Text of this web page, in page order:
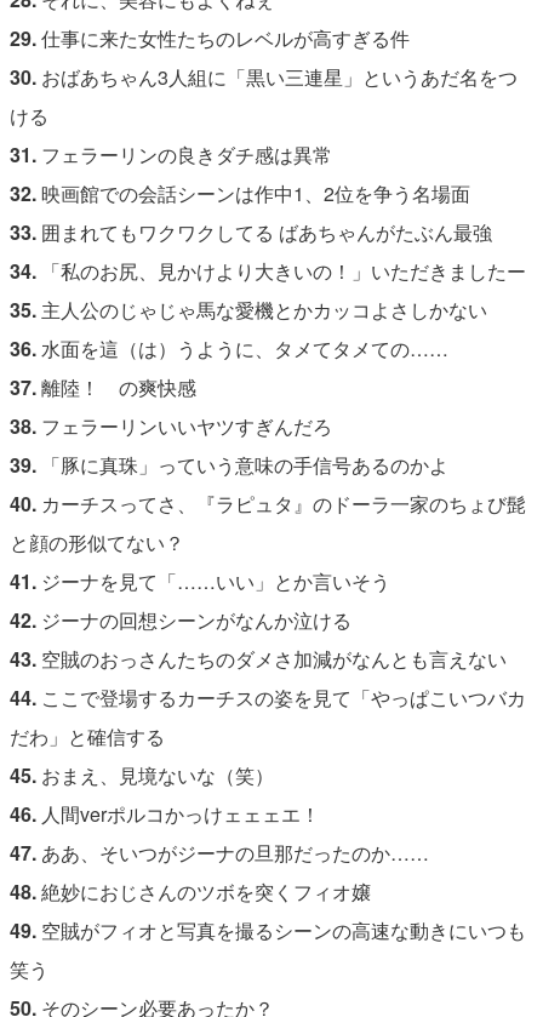
29.仕事に来た女性たちのレベルが高すぎる件
30.おばあちゃん3人組に「黒い三連星」というあだ名をつ
ける
31.フェラーリンの良きダチ感は異常
32.映画館での会話シーンは作中1、2位を争う名場面
33.囲まれてもワクワクしてる ばあちゃんがたぶん最強
34.「私のお尻、見かけより大きいの！」いただきましたー
35.主人公のじゃじゃ馬な愛機とかカッコよさしかない
36.水面を這（は）うように、タメてタメての……
37.離陸！ の爽快感
38.フェラーリンいいヤツすぎんだろ
39.「豚に真珠」っていう意味の手信号あるのかよ
40.カーチスってさ、『ラピュタ』のドーラ一家のちょび髭
と顔の形似てない？
41.ジーナを見て「……いい」とか言いそう
42.ジーナの回想シーンがなんか泣ける
43.空賊のおっさんたちのダメさ加減がなんとも言えない
44.ここで登場するカーチスの姿を見て「やっぱこいつバカ
だわ」と確信する
45.おまえ、見境ないな（笑）
46.人間verポルコかっけェェェエ！
47.ああ、そいつがジーナの旦那だったのか……
48.絶妙におじさんのツボを突くフィオ嬢
49.空賊がフィオと写真を撮るシーンの高速な動きにいつも
笑う
50.そのシーン必要あったか？